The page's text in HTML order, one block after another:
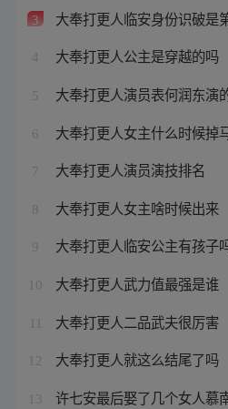
3 大奉打更人临安身份识破是
4 大奉打更人公主是穿越的吗
5 大奉打更人演员表何润东演
6 大奉打更人女主什么时候掉
7 大奉打更人演员演技排名
8 大奉打更人女主啥时候出来
9 大奉打更人临安公主有孩子
10 大奉打更人武力值最强是谁
大奉打更人二品武夫很厉害
12 大奉打更人就这么结尾了吗
13 许七安最后娶了几个女人慕